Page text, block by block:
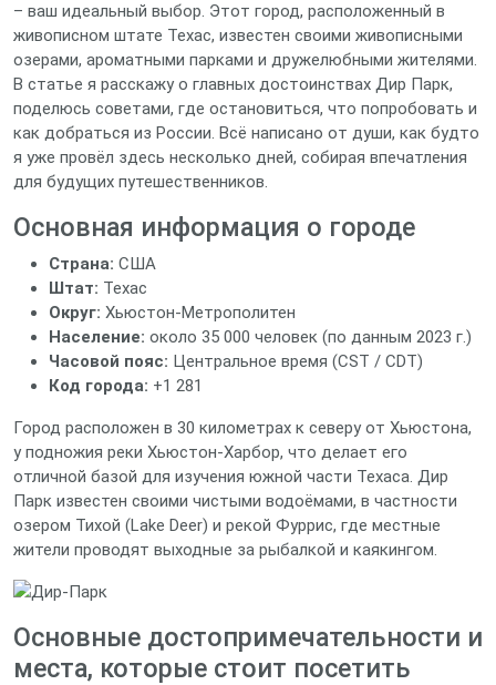
– ваш идеальный выбор. Этот город, расположенный в
живописном штате Техас, известен своими живописными
озерами, ароматными парками и дружелюбными жителями.
В статье я расскажу о главных достоинствах Дир Парк,
поделюсь советами, где остановиться, что попробовать и
как добраться из России. Всё написано от души, как будто
я уже провёл здесь несколько дней, собирая впечатления
для будущих путешественников.
Основная информация о городе
Страна: США
Штат: Техас
Округ: Хьюстон‑Метрополитен
Население: около 35 000 человек (по данным 2023 г.)
Часовой пояс: Центральное время (CST / CDT)
Код города: +1 281
Город расположен в 30 километрах к северу от Хьюстона,
у подножия реки Хьюстон-Харбор, что делает его
отличной базой для изучения южной части Техаса. Дир
Парк известен своими чистыми водоёмами, в частности
озером Тихой (Lake Deer) и рекой Фуррис, где местные
жители проводят выходные за рыбалкой и каякингом.
Основные достопримечательности и
места, которые стоит посетить